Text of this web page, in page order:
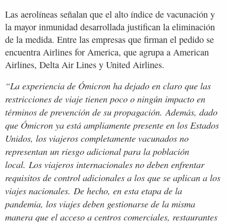
Las aerolíneas señalan que el alto índice de vacunación y
la mayor inmunidad desarrollada justifican la eliminación
de la medida. Entre las empresas que firman el pedido se
encuentra Airlines for America, que agrupa a American
Airlines, Delta Air Lines y United Airlines.
“La experiencia de Ómicron ha dejado en claro que las
restricciones de viaje tienen poco o ningún impacto en
términos de prevención de su propagación. Además, dado
que Ómicron ya está ampliamente presente en los Estados
Unidos, los viajeros completamente vacunados no
representan un riesgo adicional para la población
local. Los viajeros internacionales no deben enfrentar
requisitos de control adicionales a los que se aplican a los
viajes nacionales. De hecho, en esta etapa de la
pandemia, los viajes deben gestionarse de la misma
manera que el acceso a centros comerciales, restaurantes